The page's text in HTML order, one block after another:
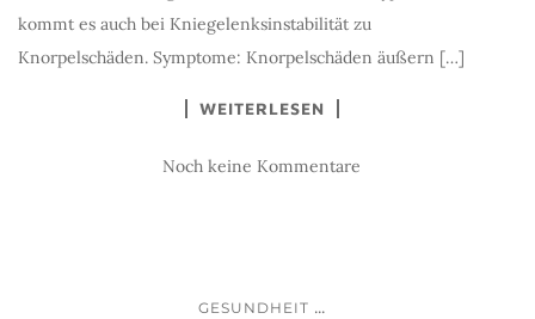
kommt es auch bei Kniegelenksinstabilität zu
Knorpelschäden. Symptome: Knorpelschäden äußern […]
WEITERLESEN
Noch keine Kommentare
GESUNDHEIT ...